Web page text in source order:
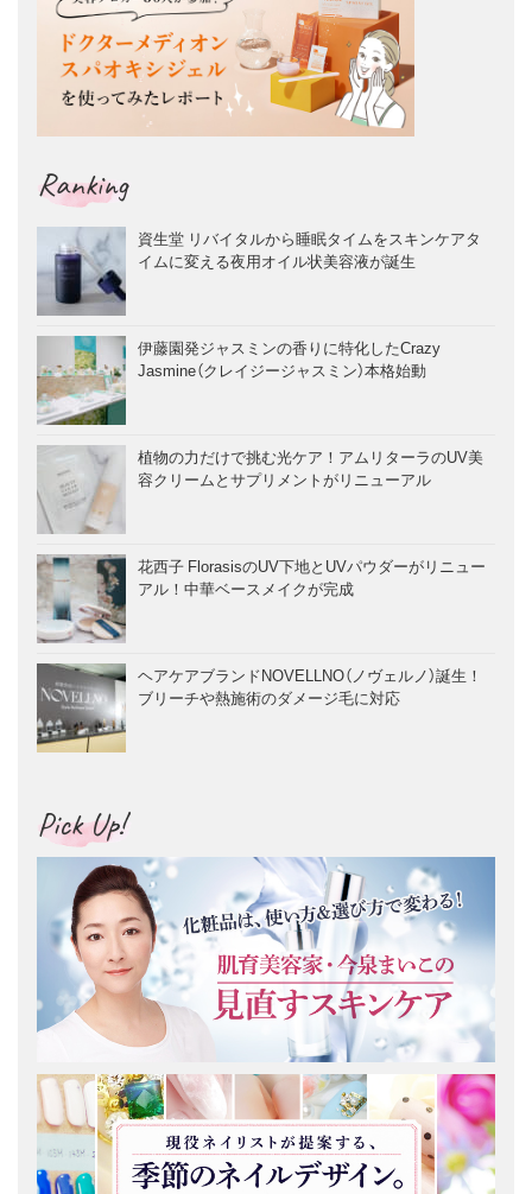
Ranking
資生堂 リバイタルから睡眠タイムをスキンケアタ
イムに変える夜用オイル状美容液が誕生
伊藤園発ジャスミンの香りに特化したCrazy
Jasmine（クレイジージャスミン）本格始動
植物の力だけで挑む光ケア！アムリターラのUV美
容クリームとサプリメントがリニューアル
花西子 FlorasisのUV下地とUVパウダーがリニュー
アル！中華ベースメイクが完成
ヘアケアブランドNOVELLNO（ノヴェルノ）誕生！
ブリーチや熱施術のダメージ毛に対応
Pick Up!